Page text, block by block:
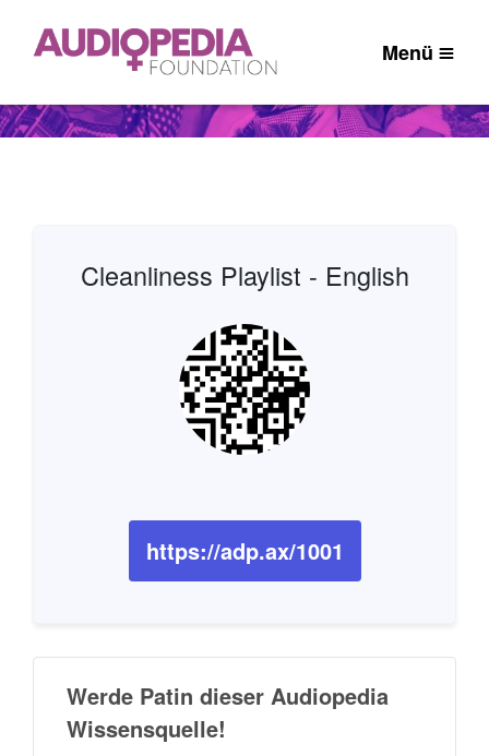
Menü
Cleanliness Playlist - English
https://adp.ax/1001
Werde Patin dieser Audiopedia
Wissensquelle!